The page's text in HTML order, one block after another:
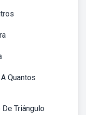
Quantos
Triângulo